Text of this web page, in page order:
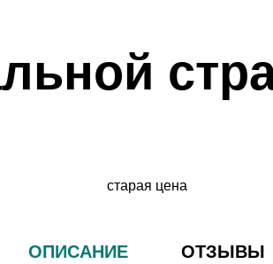
старая цена
ОПИСАНИЕ ОТЗЫВЫ